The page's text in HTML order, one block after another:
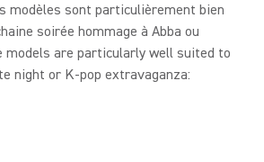
modèles sont particulièrement bien
soirée hommage à Abba ou
models are particularly well suited to
night or K-pop extravaganza: